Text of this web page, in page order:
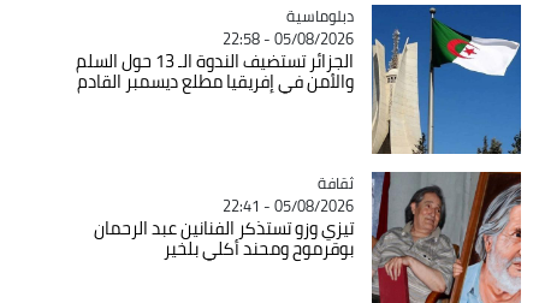
Catégorie
دبلوماسية
05/08/2026 - 22:58
الجزائر تستضيف الندوة الـ 13 حول السلم
والأمن في إفريقيا مطلع ديسمبر القادم
Catégorie
ثقافة
05/08/2026 - 22:41
تيزي وزو تستذكر الفنانين عبد الرحمان
بوقرموح ومحند أكلي بلخير